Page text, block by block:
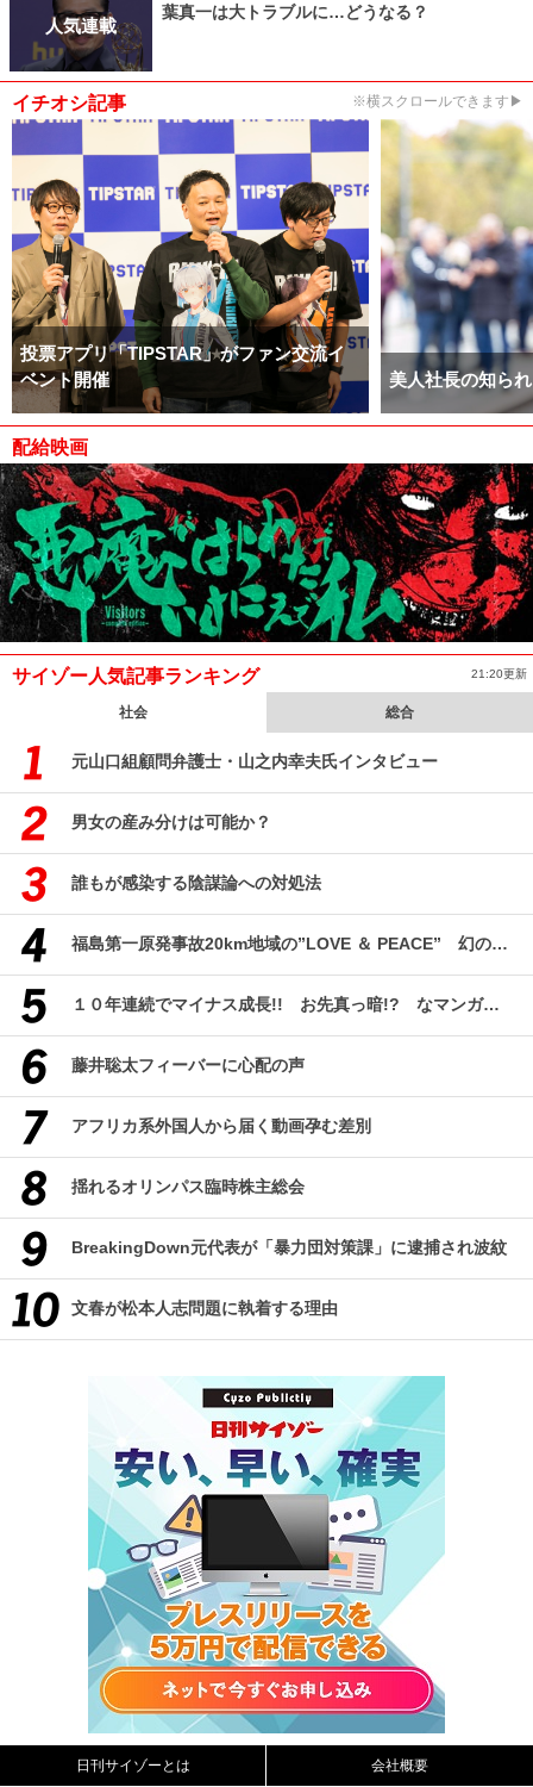
人気連載
葉真一は大トラブルに…どうなる？
イチオシ記事 ※横スクロールできます▶
投票アプリ「TIPSTAR」がファン交流イ
ベント開催
美人社長の知ら
配給映画
サイゾー人気記事ランキング 21:20更新
社会 総合
元山口組顧問弁護士・山之内幸夫氏インタビュー
男女の産み分けは可能か？
誰もが感染する陰謀論への対処法
福島第一原発事故20km地域の”LOVE ＆ PEACE” 幻のコミューン「獏原人村」の現在
１０年連続でマイナス成長!! お先真っ暗!? なマンガ産業研究
藤井聡太フィーバーに心配の声
アフリカ系外国人から届く動画孕む差別
揺れるオリンパス臨時株主総会
BreakingDown元代表が「暴力団対策課」に逮捕され波紋
文春が松本人志問題に執着する理由
日刊サイゾーとは 会社概要